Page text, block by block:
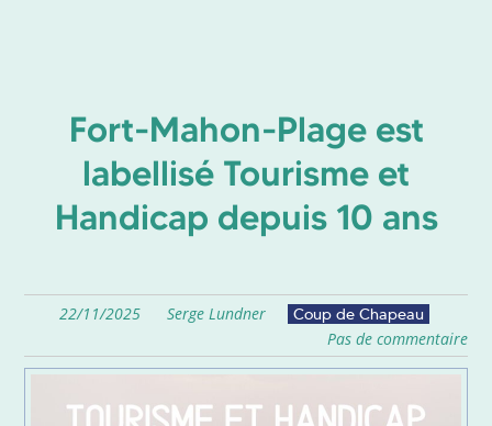
Fort-Mahon-Plage est
labellisé Tourisme et
Handicap depuis 10 ans
22/11/2025 Serge Lundner Coup de Chapeau
Pas de commentaire